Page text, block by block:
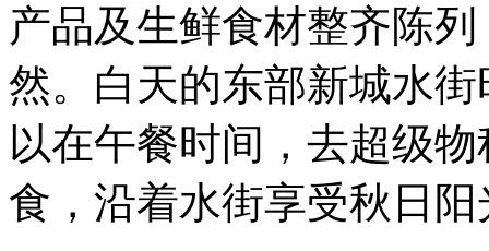
产品及生鲜食材整齐陈
然。白天的东部新城水
以在午餐时间，去超级
食，沿着水街享受秋日